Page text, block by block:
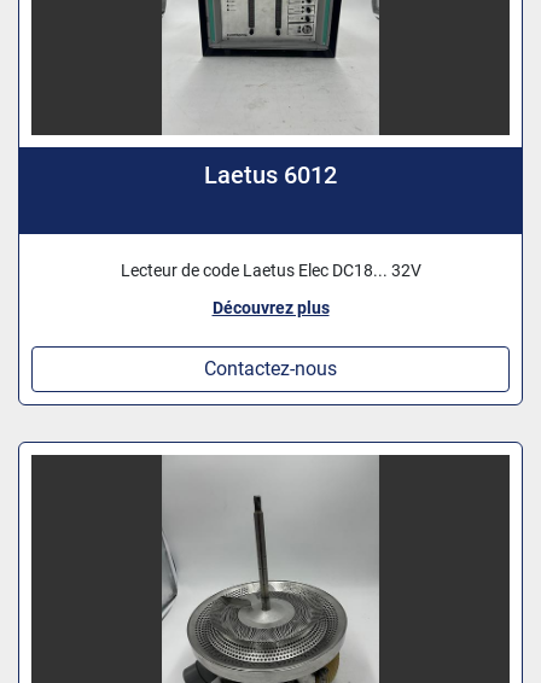
Laetus 6012
Lecteur de code Laetus Elec DC18... 32V
Découvrez plus
Contactez-nous